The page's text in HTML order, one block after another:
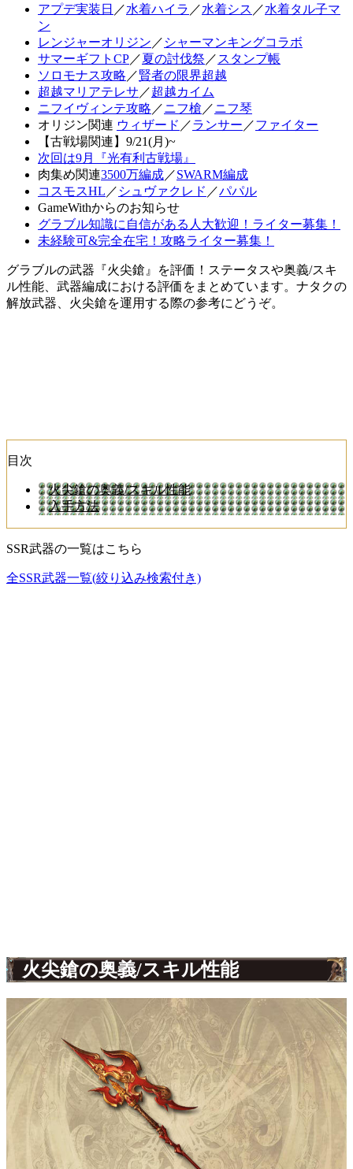
アプデ実装日 ／水着ハイラ ／水着シス ／水着タル子マ
ン
レンジャーオリジン ／ シャーマンキングコラボ
サマーギフトCP／夏の討伐祭 ／ スタンプ帳
ソロモナス攻略 ／賢者の限界超越
超越マリアテレサ ／超越カイム
ニフイヴィンテ攻略 ／ニフ槍 ／ニフ琴
オリジン関連 ウィザード ／ランサー ／ファイター
【古戦場関連】9/21(月)~
次回は9月『光有利古戦場』
肉集め関連3500万編成／SWARM編成
コスモスHL ／ シュヴァクレド ／パパル
GameWithからのお知らせ
グラブル知識に自信がある人大歓迎！ライター募集！
未経験可&完全在宅！攻略ライター募集！
グラブルの武器『火尖鎗』を評価！ステータスや奥義/スキ
ル性能、武器編成における評価をまとめています。ナタクの
解放武器、火尖鎗を運用する際の参考にどうぞ。
目次
火尖鎗の奥義/スキル性能
入手方法
SSR武器の一覧はこちら
全SSR武器一覧(絞り込み検索付き)
火尖鎗の奥義/スキル性能